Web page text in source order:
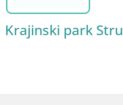
Krajinski park